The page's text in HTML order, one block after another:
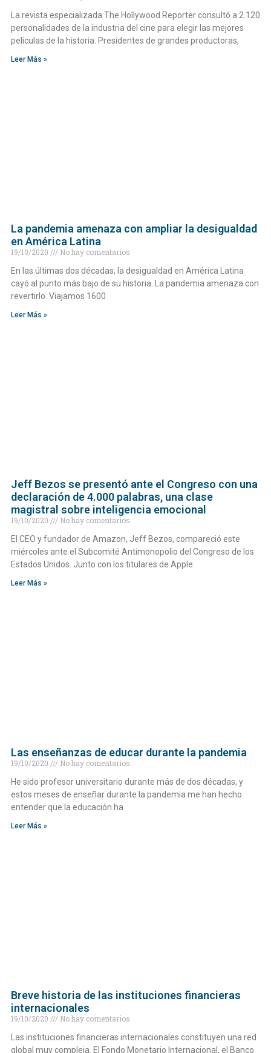
La revista especializada The Hollywood Reporter consultó a 2.120
personalidades de la industria del cine para elegir las mejores
películas de la historia. Presidentes de grandes productoras,
Leer Más »
La pandemia amenaza con ampliar la desigualdad
en América Latina
19/10/2020
No hay comentarios
En las últimas dos décadas, la desigualdad en América Latina
cayó al punto más bajo de su historia. La pandemia amenaza con
revertirlo. Viajamos 1600
Leer Más »
Jeff Bezos se presentó ante el Congreso con una
declaración de 4.000 palabras, una clase
magistral sobre inteligencia emocional
19/10/2020
No hay comentarios
El CEO y fundador de Amazon, Jeff Bezos, compareció este
miércoles ante el Subcomité Antimonopolio del Congreso de los
Estados Unidos. Junto con los titulares de Apple
Leer Más »
Las enseñanzas de educar durante la pandemia
19/10/2020
No hay comentarios
He sido profesor universitario durante más de dos décadas, y
estos meses de enseñar durante la pandemia me han hecho
entender que la educación ha
Leer Más »
Breve historia de las instituciones financieras
internacionales
19/10/2020
No hay comentarios
Las instituciones financieras internacionales constituyen una red
global muy compleja. El Fondo Monetario Internacional, el Banco